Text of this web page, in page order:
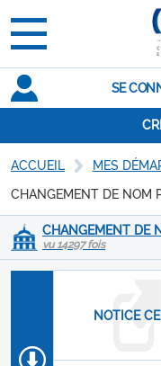
SE
ACCUEIL
MES
CHANGEMENT DE NOM
CHANGEMENT DE
vu 14297 fois
NOTICE